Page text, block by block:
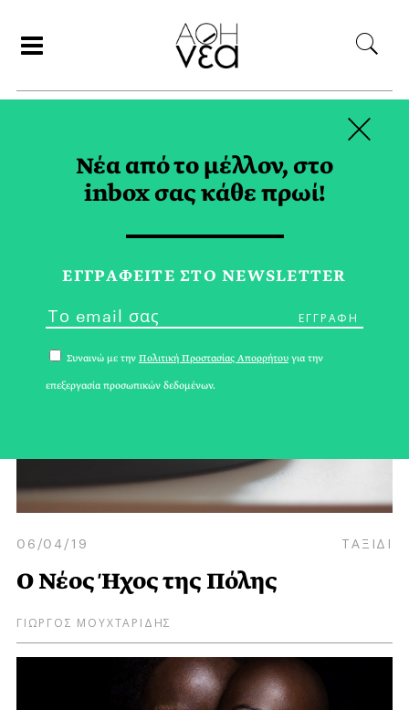
ΑΠΡΙΛΙΟΣ 2019
06/04/19 ΤΑΞΙΔΙ
Ο Νέος Ήχος της Πόλης
ΓΙΩΡΓΟΣ ΜΟΥΧΤΑΡΙΔΗΣ
Νέα από το μέλλον, στο
inbox σας κάθε πρωί!
ΕΓΓPΑΦΕΙΤΕ ΣΤΟ NEWSLETTER
Συναινώ με την Πολιτική Προστασίας Απορρήτου για την
επεξεργασία προσωπικών δεδομένων.
×